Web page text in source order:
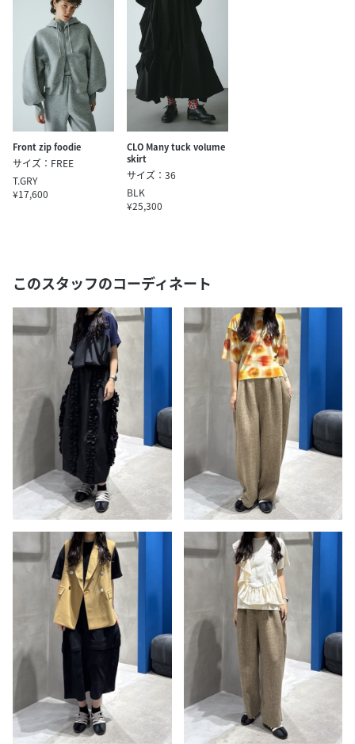
Front zip foodie
サイズ：FREE
T.GRY
¥17,600
CLO Many tuck volume
skirt
サイズ：36
BLK
¥25,300
このスタッフのコーディネート